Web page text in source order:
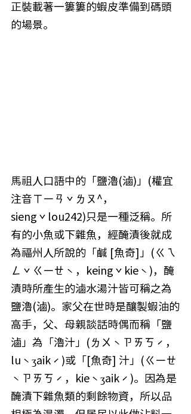
正裝載著一簍簍的蝦皮準備到碼頭
的場景。
馬祖人口語中的「鹽瀂(滷)」(權宜
注音ㄒㄧㄢˇㄌㄡ^，
siengˇlou242)只是一種泛稱。所
有的小魚或下雜魚，經醃漬後就成
為福州人所說的「鹹 [魚奇]」(ㄍㄟ
ㄥˇㄍㄧㄝˋ，keingˇkieˋ)，醃
漬時所產生的滷水湯汁皆可稱之為
鹽瀂(滷)。家父在世時是釀製蝦油的
高手，父、母親談話時偶而稱「鹽
滷」為「瀂汁」(ㄌㄨˋㄗㄞㄎˊ，
luˋʒaikˊ)或「[魚奇] 汁」(ㄍㄧㄝ
ˋㄗㄞㄎˊ，kieˋʒaikˊ)。因為是
醃漬下雜魚類的剩餘物資，所以品